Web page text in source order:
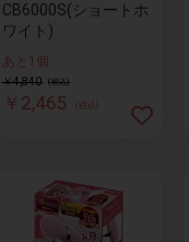
CB6000S(ショートホ
ワイト)
あと1個
￥4,840 (税込)
￥2,465 (税込)